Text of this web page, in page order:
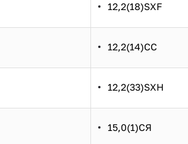
12,2(18)SXF
12,2(14)СС
12,2(33)SXH
15,0(1)СЯ